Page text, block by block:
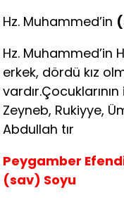
Hz. Muhammed’in
Hz. Muhammed’in
erkek, dördü kız
Zeyneb, Rukiyye,
Abdullah tır
Peygamber
(sav) Soyu